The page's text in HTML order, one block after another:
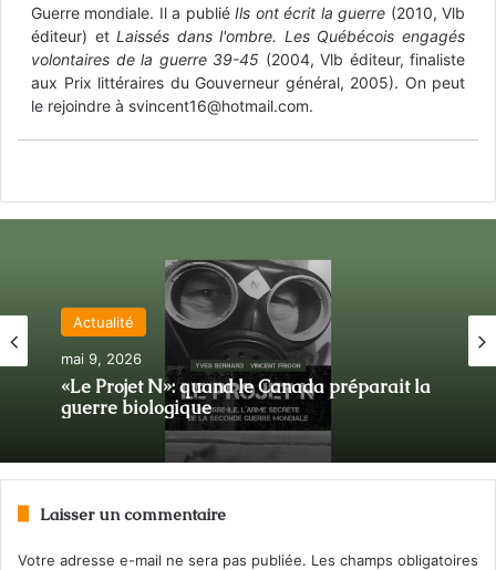
Guerre mondiale. Il a publiéIls ont écrit la guerre (2010, Vlb
éditeur) etLaissés dans l'ombre. Les Québécois engagés
volontaires de la guerre 39-45 (2004, Vlb éditeur, finaliste
aux Prix littéraires du Gouverneur général, 2005). On peut
le rejoindre à svincent16@hotmail.com.
Actualité
mai 9, 2026
«Le Projet N»: quand le Canada préparait la
guerre biologique
Laisser un commentaire
Votre adresse e-mail ne sera pas publiée. Les champs obligatoires